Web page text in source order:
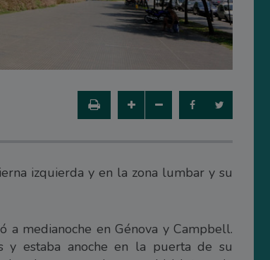
izquierda y en la zona lumbar y su
a medianoche en Génova y Campbell.
y estaba anoche en la puerta de su